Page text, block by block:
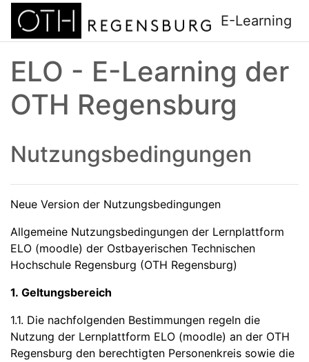
Zum Hauptinhalt
E-Learning
ELO - E-Learning der
OTH Regensburg
Nutzungsbedingungen
Neue Version der Nutzungsbedingungen
Allgemeine Nutzungsbedingungen der Lernplattform
ELO (moodle) der Ostbayerischen Technischen
Hochschule Regensburg (OTH Regensburg)
1. Geltungsbereich
1.1. Die nachfolgenden Bestimmungen regeln die
Nutzung der Lernplattform ELO (moodle) an der OTH
Regensburg den berechtigten Personenkreis sowie die